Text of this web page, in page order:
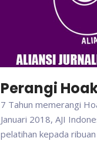
Perangi
7 Tahun memerangi
Januari 2018, AJI
pelatihan kepada